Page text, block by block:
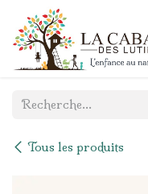
Se rendre au contenu
Tous les produits